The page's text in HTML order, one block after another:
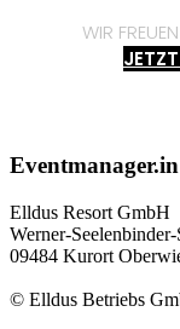
WIR
Eventmanager.in
Elldus Resort GmbH
Werner-
09484 Kurort
© Elldus Betriebs